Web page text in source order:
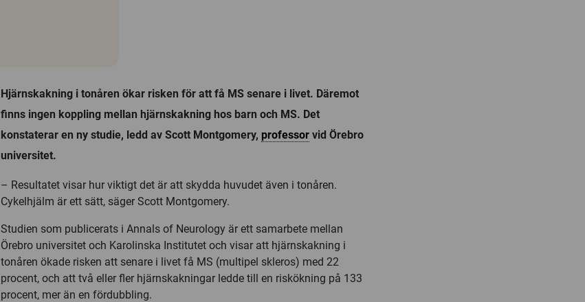
Hjärnskakning i tonåren ökar risken för att få MS senare i livet. Däremot
finns ingen koppling mellan hjärnskakning hos barn och MS. Det
konstaterar en ny studie, ledd av Scott Montgomery, professor vid Örebro
universitet.
– Resultatet visar hur viktigt det är att skydda huvudet även i tonåren.
Cykelhjälm är ett sätt, säger Scott Montgomery.
Studien som publicerats i Annals of Neurology är ett samarbete mellan
Örebro universitet och Karolinska Institutet och visar att hjärnskakning i
tonåren ökade risken att senare i livet få MS (multipel skleros) med 22
procent, och att två eller fler hjärnskakningar ledde till en riskökning på 133
procent, mer än en fördubbling.